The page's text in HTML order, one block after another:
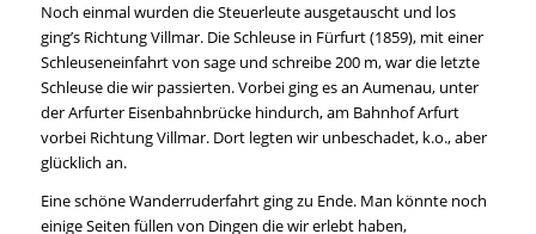
Noch einmal wurden die Steuerleute ausgetauscht und los
ging’s Richtung Villmar. Die Schleuse in Fürfurt (1859), mit einer
Schleuseneinfahrt von sage und schreibe 200 m, war die letzte
Schleuse die wir passierten. Vorbei ging es an Aumenau, unter
der Arfurter Eisenbahnbrücke hindurch, am Bahnhof Arfurt
vorbei Richtung Villmar. Dort legten wir unbeschadet, k.o., aber
glücklich an.
Eine schöne Wanderruderfahrt ging zu Ende. Man könnte noch
einige Seiten füllen von Dingen die wir erlebt haben,